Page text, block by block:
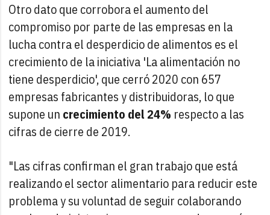
Otro dato que corrobora el aumento del
compromiso por parte de las empresas en la
lucha contra el desperdicio de alimentos es el
crecimiento de la iniciativa 'La alimentación no
tiene desperdicio', que cerró 2020 con 657
empresas fabricantes y distribuidoras, lo que
supone un crecimiento del 24% respecto a las
cifras de cierre de 2019.
"Las cifras confirman el gran trabajo que está
realizando el sector alimentario para reducir este
problema y su voluntad de seguir colaborando